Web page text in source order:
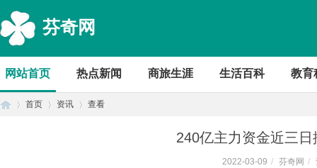
芬奇网
网站首页 热点新闻 商旅生涯 生活百科 教育
首页 资讯 查看
240亿主力资金近三
2022-03-09 / 芬奇网 /